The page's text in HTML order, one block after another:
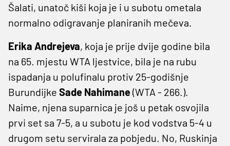
Šalati, unatoč kiši koja je i u subotu ometala
normalno odigravanje planiranih mečeva.
Erika Andrejeva, koja je prije dvije godine bila
na 65. mjestu WTA ljestvice, bila je na rubu
ispadanja u polufinalu protiv 25-godišnje
Burundijke Sade Nahimane(WTA - 266.).
Naime, njena suparnica je još u petak osvojila
prvi set sa 7-5, a u subotu je kod vodstva 5-4 u
drugom setu servirala za pobjedu. No, Ruskinja